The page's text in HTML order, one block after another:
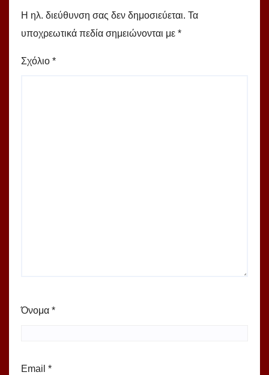
Η ηλ. διεύθυνση σας δεν δημοσιεύεται. Τα
υποχρεωτικά πεδία σημειώνονται με *
Σχόλιο *
Όνομα *
Email *